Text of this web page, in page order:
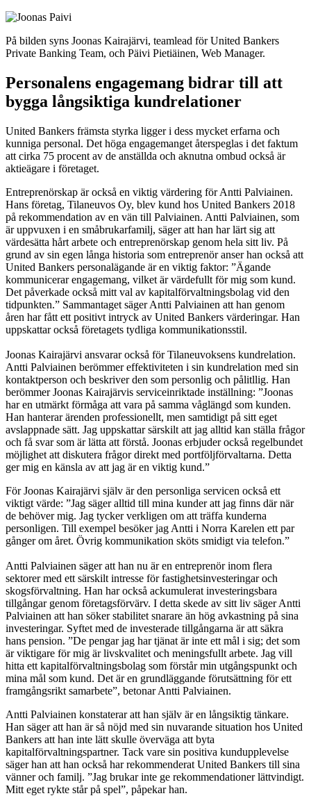
På bilden syns Joonas Kairajärvi, teamlead för United Bankers
Private Banking Team, och Päivi Pietiäinen, Web Manager.
Personalens engagemang bidrar till att
bygga långsiktiga kundrelationer
United Bankers främsta styrka ligger i dess mycket erfarna och
kunniga personal. Det höga engagemanget återspeglas i det faktum
att cirka 75 procent av de anställda och aknutna ombud också är
aktieägare i företaget.
Entreprenörskap är också en viktig värdering för Antti Palviainen.
Hans företag, Tilaneuvos Oy, blev kund hos United Bankers 2018
på rekommendation av en vän till Palviainen. Antti Palviainen, som
är uppvuxen i en småbrukarfamilj, säger att han har lärt sig att
värdesätta hårt arbete och entreprenörskap genom hela sitt liv. På
grund av sin egen långa historia som entreprenör anser han också att
United Bankers personalägande är en viktig faktor: ”Ägande
kommunicerar engagemang, vilket är värdefullt för mig som kund.
Det påverkade också mitt val av kapitalförvaltningsbolag vid den
tidpunkten.” Sammantaget säger Antti Palviainen att han genom
åren har fått ett positivt intryck av United Bankers värderingar. Han
uppskattar också företagets tydliga kommunikationsstil.
Joonas Kairajärvi ansvarar också för Tilaneuvoksens kundrelation.
Antti Palviainen berömmer effektiviteten i sin kundrelation med sin
kontaktperson och beskriver den som personlig och pålitllig. Han
berömmer Joonas Kairajärvis serviceinriktade inställning: ”Joonas
har en utmärkt förmåga att vara på samma våglängd som kunden.
Han hanterar ärenden professionellt, men samtidigt på sitt eget
avslappnade sätt. Jag uppskattar särskilt att jag alltid kan ställa frågor
och få svar som är lätta att förstå. Joonas erbjuder också regelbundet
möjlighet att diskutera frågor direkt med portföljförvaltarna. Detta
ger mig en känsla av att jag är en viktig kund.”
För Joonas Kairajärvi själv är den personliga servicen också ett
viktigt värde: ”Jag säger alltid till mina kunder att jag finns där när
de behöver mig. Jag tycker verkligen om att träffa kunderna
personligen. Till exempel besöker jag Antti i Norra Karelen ett par
gånger om året. Övrig kommunikation sköts smidigt via telefon.”
Antti Palviainen säger att han nu är en entreprenör inom flera
sektorer med ett särskilt intresse för fastighetsinvesteringar och
skogsförvaltning. Han har också ackumulerat investeringsbara
tillgångar genom företagsförvärv. I detta skede av sitt liv säger Antti
Palviainen att han söker stabilitet snarare än hög avkastning på sina
investeringar. Syftet med de investerade tillgångarna är att säkra
hans pension. ”De pengar jag har tjänat är inte ett mål i sig; det som
är viktigare för mig är livskvalitet och meningsfullt arbete. Jag vill
hitta ett kapitalförvaltningsbolag som förstår min utgångspunkt och
mina mål som kund. Det är en grundläggande förutsättning för ett
framgångsrikt samarbete”, betonar Antti Palviainen.
Antti Palviainen konstaterar att han själv är en långsiktig tänkare.
Han säger att han är så nöjd med sin nuvarande situation hos United
Bankers att han inte lätt skulle överväga att byta
kapitalförvaltningspartner. Tack vare sin positiva kundupplevelse
säger han att han också har rekommenderat United Bankers till sina
vänner och familj. ”Jag brukar inte ge rekommendationer lättvindigt.
Mitt eget rykte står på spel”, påpekar han.